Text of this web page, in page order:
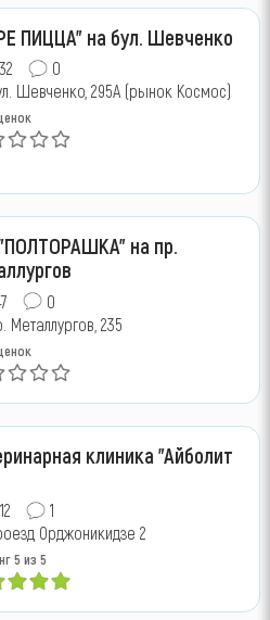
ПИЦЦА" на бул. Шевченко
0
Шевченко, 295А (рынок Космос)
на пр.
0
Металлургов, 235
клиника "Айболит
1
Орджоникидзе 2
5 из 5